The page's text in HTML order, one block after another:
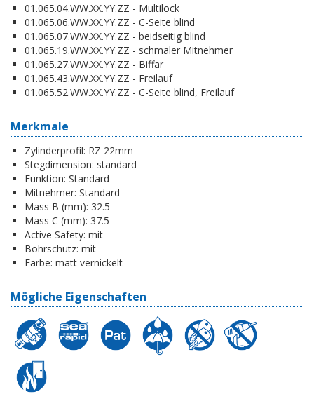
01.065.04.WW.XX.YY.ZZ - Multilock
01.065.06.WW.XX.YY.ZZ - C-Seite blind
01.065.07.WW.XX.YY.ZZ - beidseitig blind
01.065.19.WW.XX.YY.ZZ - schmaler Mitnehmer
01.065.27.WW.XX.YY.ZZ - Biffar
01.065.43.WW.XX.YY.ZZ - Freilauf
01.065.52.WW.XX.YY.ZZ - C-Seite blind, Freilauf
Merkmale
Zylinderprofil: RZ 22mm
Stegdimension: standard
Funktion: Standard
Mitnehmer: Standard
Mass B (mm): 32.5
Mass C (mm): 37.5
Active Safety: mit
Bohrschutz: mit
Farbe: matt vernickelt
Mögliche Eigenschaften